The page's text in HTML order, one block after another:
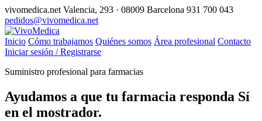
vivomedica.net Valencia, 293 · 08009 Barcelona 931 700 043
pedidos@vivomedica.net
Inicio Cómo trabajamos Quiénes somos Área profesional Contacto
Iniciar sesión / Registrarse
Suministro profesional para farmacias
Ayudamos a que tu farmacia responda Sí
en el mostrador.